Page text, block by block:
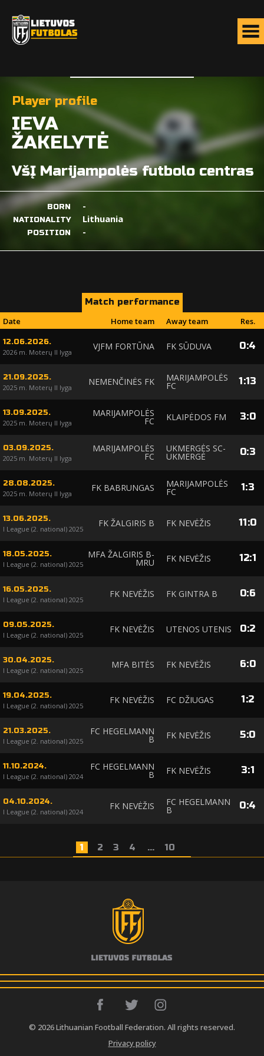
Player profile
IEVA
ŽAKELYTĖ
VšĮ Marijampolės futbolo centras
BORN -
NATIONALITY Lithuania
POSITION -
Match performance
Date
Home team Away team Res.
12.06.2026.
2026 m. Moterų II lyga
VJFM FORTŪNA FK SŪDUVA 0:4
21.09.2025.
2025 m. Moterų II lyga
NEMENČINĖS FK MARIJAMPOLĖS
FC 1:13
13.09.2025.
2025 m. Moterų II lyga
MARIJAMPOLĖS
FC KLAIPĖDOS FM 3:0
03.09.2025.
2025 m. Moterų II lyga
MARIJAMPOLĖS
FC
UKMERGĖS SC-
UKMERGĖ 0:3
28.08.2025.
2025 m. Moterų II lyga
FK BABRUNGAS MARIJAMPOLĖS
FC 1:3
13.06.2025.
I League (2. national) 2025
FK ŽALGIRIS B FK NEVĖŽIS 11:0
18.05.2025.
I League (2. national) 2025
MFA ŽALGIRIS B-
MRU FK NEVĖŽIS 12:1
16.05.2025.
I League (2. national) 2025
FK NEVĖŽIS FK GINTRA B 0:6
09.05.2025.
I League (2. national) 2025
FK NEVĖŽIS UTENOS UTENIS 0:2
30.04.2025.
I League (2. national) 2025
MFA BITĖS FK NEVĖŽIS 6:0
19.04.2025.
I League (2. national) 2025
FK NEVĖŽIS FC DŽIUGAS 1:2
21.03.2025.
I League (2. national) 2025
FC HEGELMANN
B FK NEVĖŽIS 5:0
11.10.2024.
I League (2. national) 2024
FC HEGELMANN
B FK NEVĖŽIS 3:1
04.10.2024.
I League (2. national) 2024
FK NEVĖŽIS FC HEGELMANN
B 0:4
1 2 3 4 ... 10
© 2026 Lithuanian Football Federation. All rights reserved.
Privacy policy